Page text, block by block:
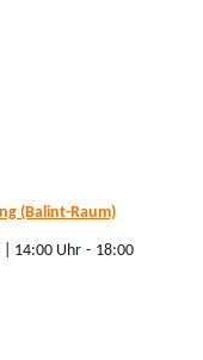
(Balint-Raum)
| 14:00 - 18:00